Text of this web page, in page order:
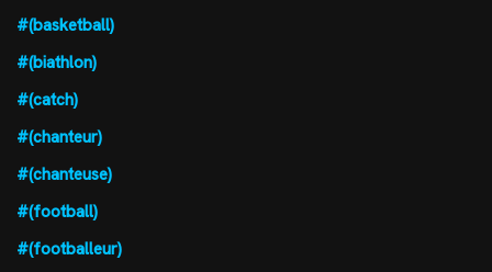
#(basketball)
#(biathlon)
#(catch)
#(chanteur)
#(chanteuse)
#(football)
#(footballeur)